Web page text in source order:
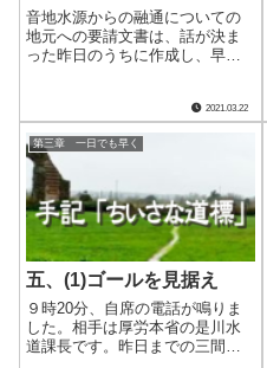
音地水源からの融通についての
地元への要請文書は、話が決ま
った昨日のうちに作成し、早速
話です。 地元で三役会を開い
量データを示した上で、音地配
水区への水道.....
2021.03.22
第三章 一日でも早く
五、(1)ゴールを見据え
９時20分、自席の電話が鳴りま
した。相手は厚労本省の是川水
道課長です。昨日までの三間・